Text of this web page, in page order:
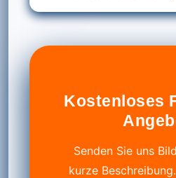
Kostenloses
Senden Sie uns
kurze